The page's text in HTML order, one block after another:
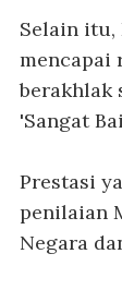
Selain itu,
mencapai
berakhlak
'Sangat
Prestasi
penilaian
Negara